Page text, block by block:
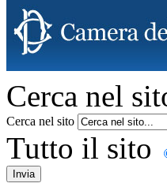
Cerca nel
Cerca nel sito
Tutto il sito
Invia